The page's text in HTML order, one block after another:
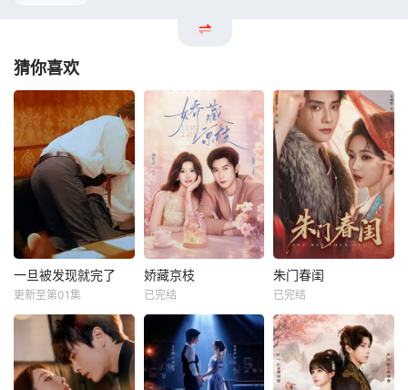
猜你喜欢
一旦被发现就完了
更新至第01集
娇藏京枝
已完结
朱门春闺
已完结